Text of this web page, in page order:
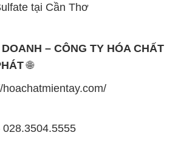
tại Cần Thơ
– CÔNG TY HÓA CHẤT
🌐
hoachatmientay.com/